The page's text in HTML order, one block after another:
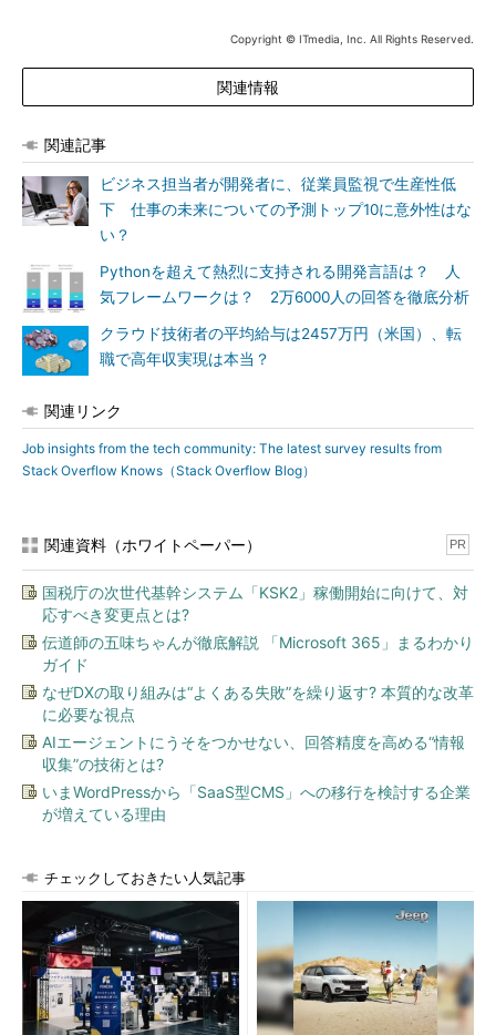
Copyright © ITmedia, Inc. All Rights Reserved.
関連情報
関連記事
ビジネス担当者が開発者に、従業員監視で生産性低
下 仕事の未来についての予測トップ10に意外性はな
い？
Pythonを超えて熱烈に支持される開発言語は？ 人
気フレームワークは？ 2万6000人の回答を徹底分析
クラウド技術者の平均給与は2457万円（米国）、転
職で高年収実現は本当？
関連リンク
Job insights from the tech community: The latest survey results from
Stack Overflow Knows（Stack Overflow Blog）
関連資料（ホワイトペーパー） PR
国税庁の次世代基幹システム「KSK2」稼働開始に向けて、対
応すべき変更点とは?
伝道師の五味ちゃんが徹底解説 「Microsoft 365」まるわかり
ガイド
なぜDXの取り組みは“よくある失敗”を繰り返す? 本質的な改革
に必要な視点
AIエージェントにうそをつかせない、回答精度を高める“情報
収集”の技術とは?
いまWordPressから「SaaS型CMS」への移行を検討する企業
が増えている理由
チェックしておきたい人気記事